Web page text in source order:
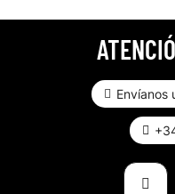
Envíanos